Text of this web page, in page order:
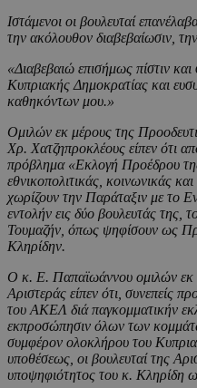
Ιστάμενοι οι βουλευταί
την ακόλουθον διαβεβαίωσιν,
«Διαβεβαιώ επισήμως πίστιν
Κυπριακής Δημοκρατίας και
καθηκόντων μου.»
Ομιλών εκ μέρους της
Χρ. Χατζηπροκλέους είπεν ότι
πρόβλημα «Εκλογή Προέδρου
εθνικοπολιτικάς, κοινωνικάς
χωρίζουν την Παράταξιν με το
εντολήν εις δύο βουλευτάς της,
Τουμαζήν, όπως ψηφίσουν ως
Κληρίδην.
Ο κ. Ε. Παπαϊωάννου ομιλών εκ
Αριστεράς είπεν ότι, συνεπείς
του ΑΚΕΛ διά παγκομματικήν
εκπροσώπησιν όλων των
συμφέρον ολοκλήρου του
υποθέσεως, οι βουλευταί της
υποψηφιότητος του κ. Κληρίδη